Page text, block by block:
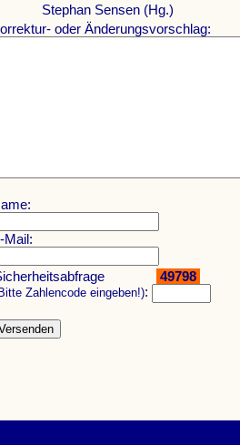
Stephan Sensen (Hg.)
oder Änderungsvorschlag:
Mail:
Zahlencode eingeben!):
49798